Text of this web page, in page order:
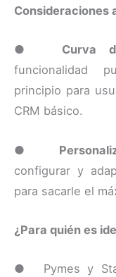
Consideraciones
● Curva
funcionalidad
principio para
CRM básico.
●
configurar y
para sacarle el
¿Para quién es
● Pymes y